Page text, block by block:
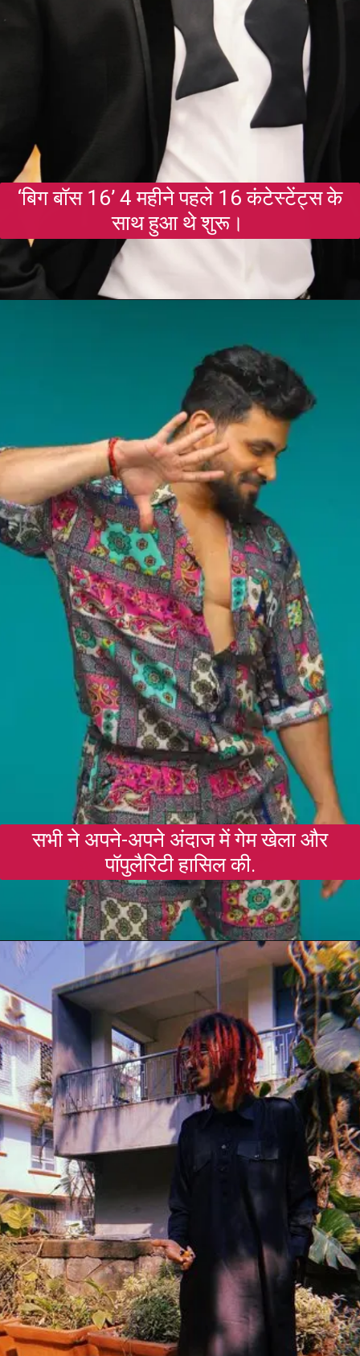
‘बिग बॉस 16’ 4 महीने पहले 16 कंटेस्टेंट्स के
साथ हुआ थे शुरू।
सभी ने अपने-अपने अंदाज में गेम खेला और
पॉपुलैरिटी हासिल की.